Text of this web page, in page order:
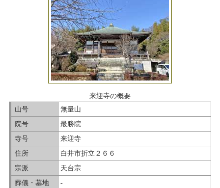
来迎寺の概要
山号
無量山
院号
最勝院
寺号
来迎寺
住所
白井市折立２６６
宗派
天台宗
葬儀・墓地
-